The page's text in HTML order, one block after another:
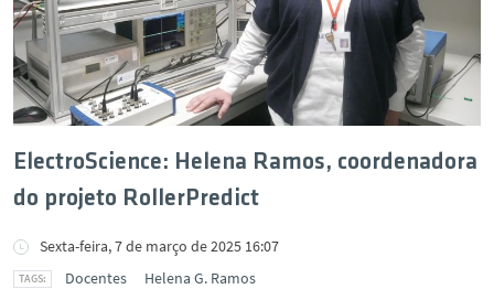
ElectroScience: Helena Ramos, coordenadora
do projeto RollerPredict
Sexta-feira, 7 de março de 2025 16:07
Docentes
Helena G. Ramos